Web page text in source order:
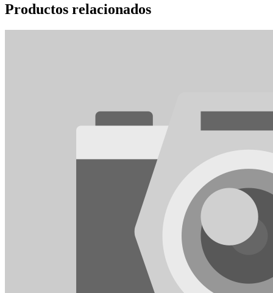
Productos relacionados